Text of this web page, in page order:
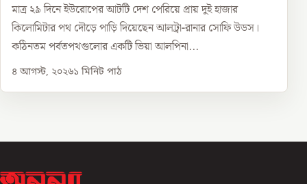
মাত্র ২৯ দিনে ইউরোপের আটটি দেশ পেরিয়ে প্রায় দুই হাজার
কিলোমিটার পথ দৌড়ে পাড়ি দিয়েছেন আলট্রা-রানার সোফি উডস।
কঠিনতম পর্বতপথগুলোর একটি ভিয়া আলপিনা...
৪ আগস্ট, ২০২৬১ মিনিট পাঠ